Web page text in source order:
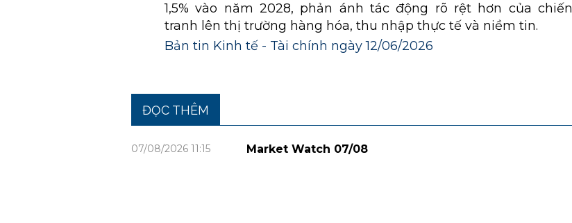
1,5% vào năm 2028, phản ánh tác động rõ rệt hơn của chiến
tranh lên thị trường hàng hóa, thu nhập thực tế và niềm tin.
Bản tin Kinh tế - Tài chính ngày 12/06/2026
ĐỌC THÊM
Market Watch 07/08
07/08/2026 11:15